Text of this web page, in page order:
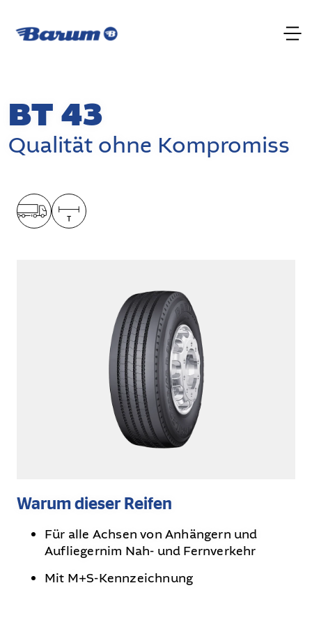
BT 43
Qualität ohne Kompromiss
Warum dieser Reifen
Für alle Achsen von Anhängern und
Aufliegernim Nah- und Fernverkehr
Mit M+S-Kennzeichnung